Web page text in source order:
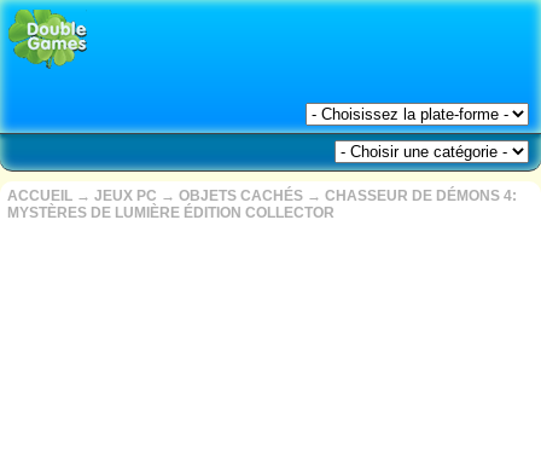
ACCUEIL → JEUX PC → OBJETS CACHÉS → CHASSEUR DE DÉMONS 4:
MYSTÈRES DE LUMIÈRE ÉDITION COLLECTOR